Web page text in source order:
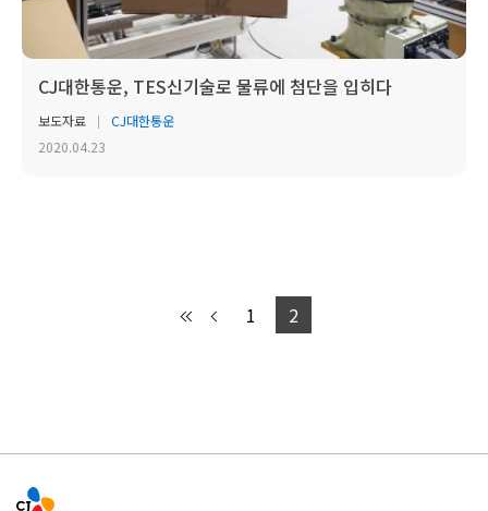
CJ대한통운, TES신기술로 물류에 첨단을 입히다
보도자료
CJ대한통운
2020.04.23
1 2